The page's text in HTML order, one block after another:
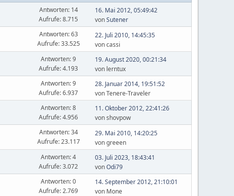
Antworten: 14
Aufrufe: 8.715
16. Mai 2012, 05:49:42
vonSutener
Antworten: 63
Aufrufe: 33.525
22. Juli 2010, 14:45:35
von cassi
Antworten: 9
Aufrufe: 4.193
19. August 2020, 00:21:34
von lerntux
Antworten: 9
Aufrufe: 6.937
28. Januar 2014, 19:51:52
von Tenere-Traveler
Antworten: 8
Aufrufe: 4.956
11. Oktober 2012, 22:41:26
von shovpow
Antworten: 34
Aufrufe: 23.117
29. Mai 2010, 14:20:25
von greeen
Antworten: 4
Aufrufe: 3.072
03. Juli 2023, 18:43:41
vonOdi79
Antworten: 0
Aufrufe: 2.769
14. September 2012, 21:10:01
von Mone